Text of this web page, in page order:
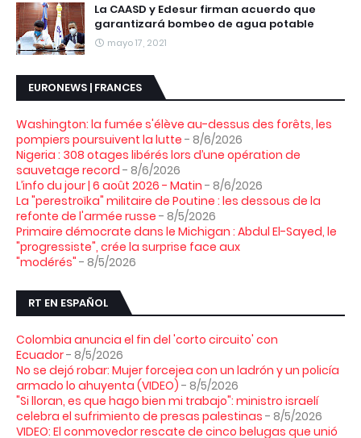
La CAASD y Edesur firman acuerdo que
garantizará bombeo de agua potable
mayo 17, 2021
EURONEWS | FRANCES
Washington: la fumée s'élève au-dessus des forêts, les
pompiers poursuivent la lutte - 8/6/2026
Nigeria : 308 otages libérés lors d’une opération de
sauvetage record - 8/6/2026
L’info du jour | 6 août 2026 - Matin - 8/6/2026
La "perestroïka" militaire de Poutine : les dessous de la
refonte de l'armée russe - 8/5/2026
Primaire démocrate dans le Michigan : Abdul El-Sayed, le
"progressiste", crée la surprise face aux
"modérés" - 8/5/2026
RT EN ESPAÑOL
Colombia anuncia el fin del 'corto circuito' con
Ecuador- 8/5/2026
No se dejó robar: Mujer forcejea con un ladrón y un policía
armado lo ahuyenta (VIDEO) - 8/5/2026
"Si lloran, es que hago bien mi trabajo": ministro israelí
celebra el sufrimiento de presas palestinas - 8/5/2026
VIDEO: El conmovedor rescate de cinco belugas que unió